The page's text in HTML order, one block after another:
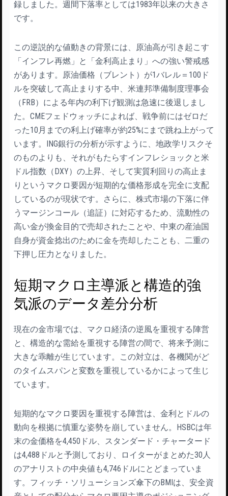
録しました。週間下落率としては1983年以来の大きさ
です。
この逆説的な値動きの背景には、原油高が引き起こす
「インフレ再燃」と「金利高止まり」への強い警戒感
があります。原油価格（ブレント）が1バレル＝100ド
ルを突破して高止まりする中、米連邦準備制度理事会
（FRB）による年内の利下げ観測は急速に後退しまし
た。CMEフェドウォッチによれば、戦争前にはゼロだ
った10月までの利上げ確率が約25%にまで跳ね上がって
います。ING銀行の分析が示すように、地政学リスクそ
のものよりも、それがもたらすインフレショックと米
ドル指数（DXY）の上昇、そして実質利回りの高止ま
りというマクロ要因が短期的な価格形成を完全に支配
しているのが現状です。さらに、株式市場の下落に伴
うマージンコール（追証）に対応するため、流動性の
高い金が換金目的で売却されたことや、中東の産油国
自身が資金捻出のために金を売却したことも、二重の
下押し圧力となりました。
短期マクロ主導派と構造的強
気派のデータ差分分析
現在の金市場では、マクロ経済の逆風を重視する陣営
と、構造的な需給を重視する陣営の間で、将来予測に
大きな乖離が生じています。この対立は、各機関がど
のタイムスパンと変数を重視しているかによって生じ
ています。
短期的なマクロ要因を重視する陣営は、金利とドルの
動向を根拠に慎重な姿勢を崩していません。HSBCは年
末の金価格を4,450ドル、スタンダード・チャータード
は4,488ドルと予測しており、ロイターがまとめた30人
のアナリストの中央値も4,746ドルにとどまっていま
す。フィッチ・ソリューションズ傘下のBMIは、安全資